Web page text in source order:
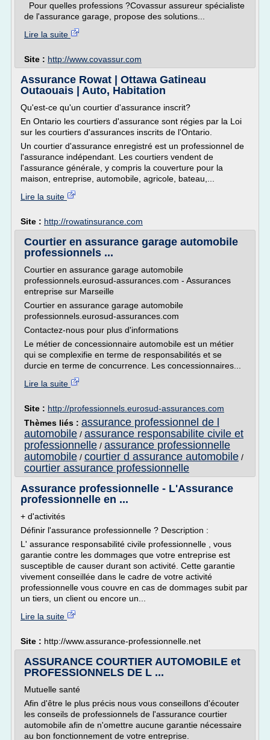
Pour quelles professions ?Covassur assureur spécialiste
de l'assurance garage, propose des solutions...
Lire la suite
Site : http://www.covassur.com
Assurance Rowat | Ottawa Gatineau
Outaouais | Auto, Habitation
Qu'est-ce qu'un courtier d'assurance inscrit?
En Ontario les courtiers d'assurance sont régies par la Loi
sur les courtiers d'assurances inscrits de l'Ontario.
Un courtier d'assurance enregistré est un professionnel de
l'assurance indépendant. Les courtiers vendent de
l'assurance générale, y compris la couverture pour la
maison, entreprise, automobile, agricole, bateau,...
Lire la suite
Site : http://rowatinsurance.com
Courtier en assurance garage automobile
professionnels ...
Courtier en assurance garage automobile
professionnels.eurosud-assurances.com - Assurances
entreprise sur Marseille
Courtier en assurance garage automobile
professionnels.eurosud-assurances.com
Contactez-nous pour plus d'informations
Le métier de concessionnaire automobile est un métier
qui se complexifie en terme de responsabilités et se
durcie en terme de concurrence. Les concessionnaires...
Lire la suite
Site : http://professionnels.eurosud-assurances.com
Thèmes liés : assurance professionnel de l
automobile / assurance responsabilite civile et
professionnelle / assurance professionnelle
automobile / courtier d assurance automobile /
courtier assurance professionnelle
Assurance professionnelle - L'Assurance
professionnelle en ...
+ d'activités
Définir l'assurance professionnelle ? Description :
L' assurance responsabilité civile professionnelle , vous
garantie contre les dommages que votre entreprise est
susceptible de causer durant son activité. Cette garantie
vivement conseillée dans le cadre de votre activité
professionnelle vous couvre en cas de dommages subit par
un tiers, un client ou encore un...
Lire la suite
Site : http://www.assurance-professionnelle.net
ASSURANCE COURTIER AUTOMOBILE et
PROFESSIONNELS DE L ...
Mutuelle santé
Afin d'être le plus précis nous vous conseillons d'écouter
les conseils de professionnels de l'assurance courtier
automobile afin de n'omettre aucune garantie nécessaire
au bon fonctionnement de votre entreprise.